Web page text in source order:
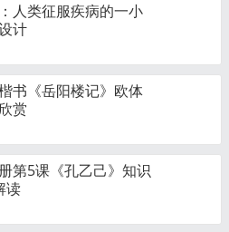
人类征服疾病的一小
计
书《岳阳楼记》欧体
赏
第5课《孔乙己》知识
读